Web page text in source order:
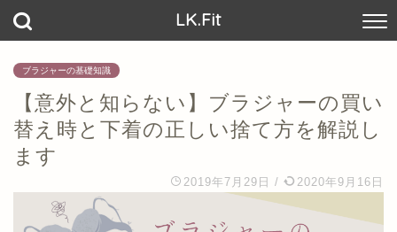
LK.Fit
ブラジャーの基礎知識
【意外と知らない】ブラジャーの買い
替え時と下着の正しい捨て方を解説し
ます
2019年7月29日 / 2020年9月16日